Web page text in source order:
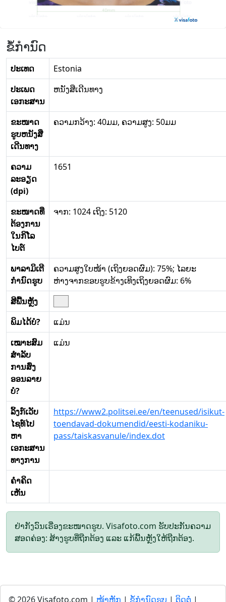
ຂໍ້ກໍານົດ
ປະເທດ
Estonia
ປະເພດ
ເອກະສານ
ຫນັງສືເດີນທາງ
ຂະໜາດ
ຮູບຫນັງສື
ເດີນທາງ
ຄວາມກວ້າງ: 40ມມ, ຄວາມສູງ: 50ມມ
ຄວາມ
ລະອຽດ
(dpi)
1651
ຂະໜາດທີ່
ຕ້ອງການ
ໃນກິໂລ
ໄບຕ໌
ຈາກ: 1024 ເຖິງ: 5120
ພາລາມິເຕີ
ກໍານົດຮູບ
ຄວາມສູງໃບໜ້າ (ເຖິງຍອດຜົມ): 75%; ໄລຍະ
ຫ່າງຈາກຂອບຮູບຂ້າງເທິງເຖິງຍອດຜົມ: 6%
ສີພື້ນຫຼັງ
ພິມໄດ້ບໍ?
ແມ່ນ
ເໝາະສົມ
ສໍາລັບ
ການສົ່ງ
ອອນລາຍ
ບໍ?
ແມ່ນ
ລິ້ງກ໌ເວັບ
ໄຊທ໌ໄປ
ຫາ
ເອກະສານ
ທາງການ
https://www2.politsei.ee/en/teenused/isikut-
toendavad-dokumendid/eesti-kodaniku-
pass/taiskasvanule/index.dot
ຄໍາຄິດ
ເຫັນ
ຢ່າກັງວົນເຣື່ອງຂະໜາດຮູບ. Visafoto.com ຮັບປະກັນຄວາມ
ສອດຄ່ອງ: ສ້າງຮູບທີ່ຖືກຕ້ອງ ແລະ ແກ້ພື້ນຫຼັງໃຫ້ຖືກຕ້ອງ.
© 2026 Visafoto.com | ໜ້າຫຼັກ | ຂໍ້ກໍານົດຮູບ | ຕິດຕໍ່ |